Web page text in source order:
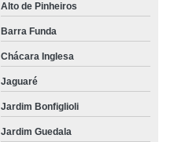
Alto de Pinheiros
Barra Funda
Chácara Inglesa
Jaguaré
Jardim Bonfiglioli
Jardim Guedala